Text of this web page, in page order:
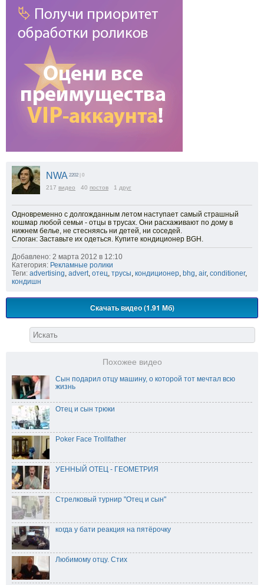
NWA 2202 | 0
217 видео 40 постов 1 друг
Одновременно с долгожданным летом наступает самый страшный
кошмар любой семьи - отцы в трусах. Они расхаживают по дому в
нижнем белье, не стесняясь ни детей, ни соседей.
Слоган: Заставьте их одеться. Купите кондиционер BGH.
Добавлено: 2 марта 2012 в 12:10
Категория: Рекламные ролики
Теги: advertising, advert, отец, трусы, кондиционер, bhg, air, conditioner,
кондишн
Скачать видео (1.91 Мб)
Похожее видео
Сын подарил отцу машину, о которой тот мечтал всю
жизнь
Отец и сын трюки
Poker Face Trollfather
УЕННЫЙ ОТЕЦ - ГЕОМЕТРИЯ
Стрелковый турнир "Отец и сын"
когда у бати реакция на пятёрочку
Любимому отцу. Стих